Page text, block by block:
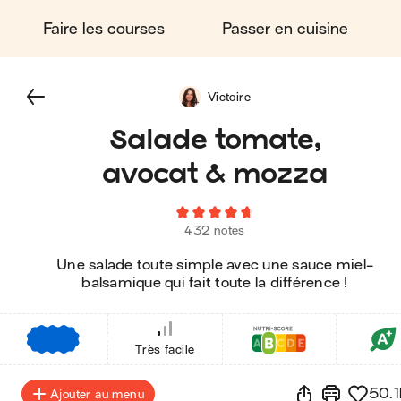
Faire les courses Passer en cuisine
Salade tomate,
avocat & mozza
432 notes
Une salade toute simple avec une sauce miel-
balsamique qui fait toute la différence !
Victoire
Très facile
Ajouter au menu